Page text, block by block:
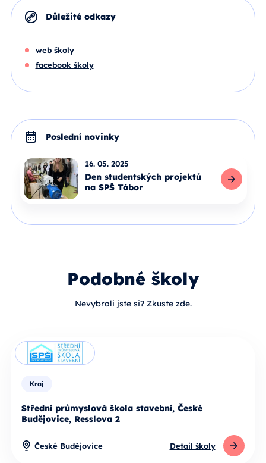
Důležité odkazy
web školy
facebook školy
Poslední novinky
16. 05. 2025
Den studentských projektů
na SPŠ Tábor
Celý článek
Podobné školy
Nevybrali jste si? Zkuste zde.
Kraj
Střední průmyslová škola stavební, České
Budějovice, Resslova 2
České Budějovice Detail školy